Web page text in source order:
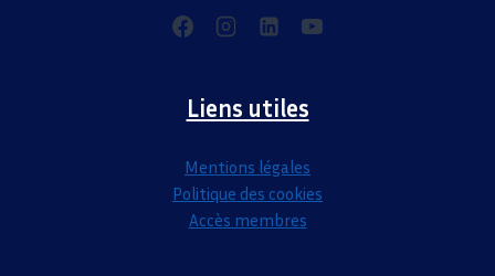
Liens utiles
Mentions légales
Politique des cookies
Accès membres